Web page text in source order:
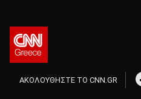
ΑΚΟΛΟΥΘΗΣΤΕ ΤΟ CNN.GR